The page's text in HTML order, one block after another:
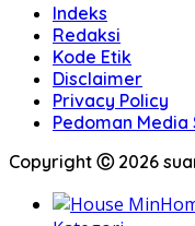
Indeks
Redaksi
Kode Etik
Disclaimer
Privacy Policy
Pedoman Media
Copyright Ⓒ 2026